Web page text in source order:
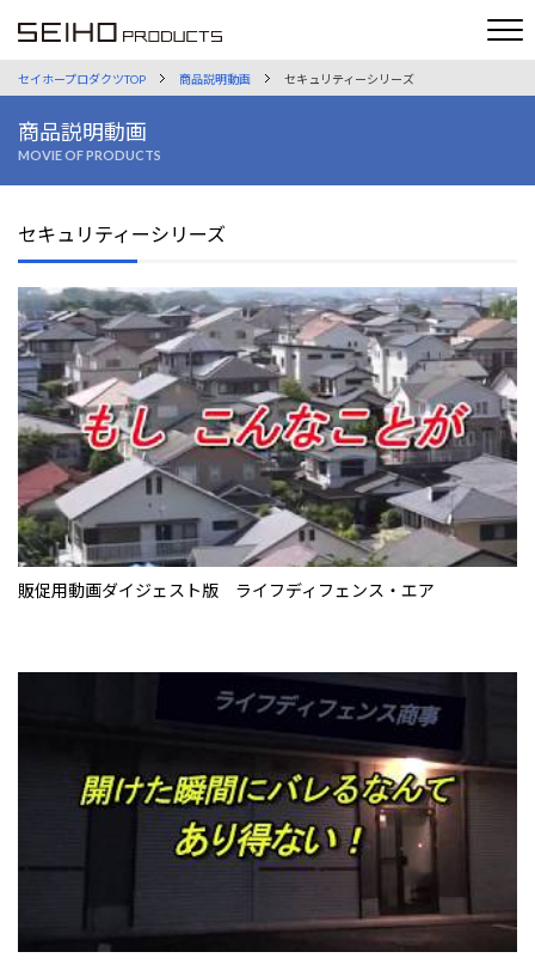
セイホープロダクツTOP 商品説明動画 セキュリティーシリーズ
商品説明動画
MOVIE OF PRODUCTS
セキュリティーシリーズ
販促用動画ダイジェスト版 ライフディフェンス・エア